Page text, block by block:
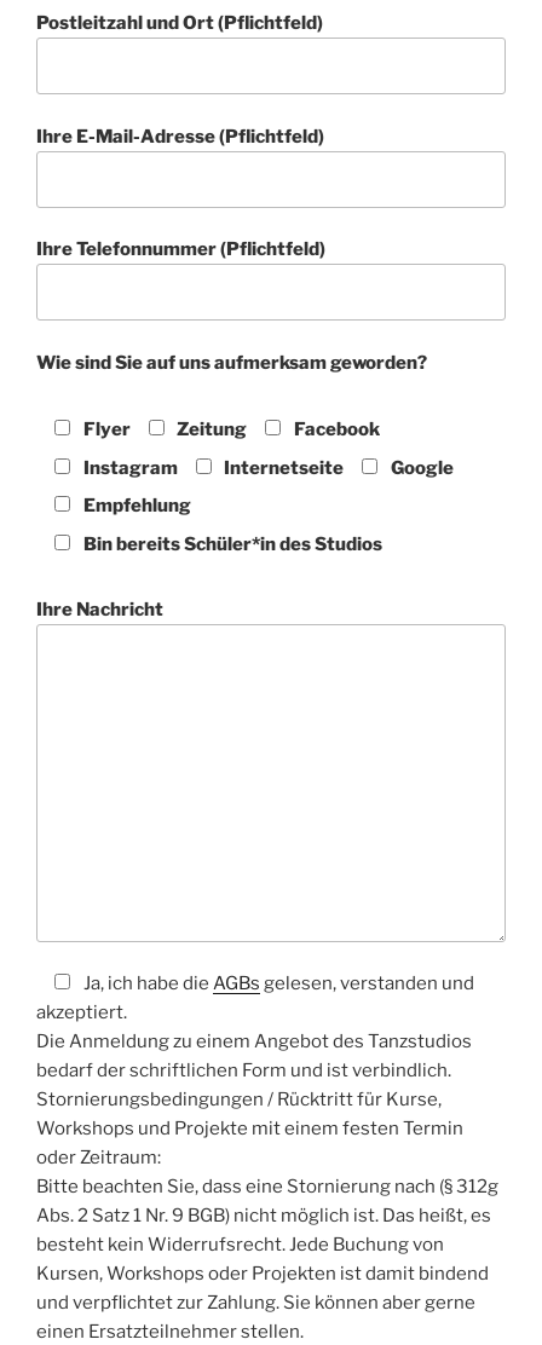
Postleitzahl und Ort (Pflichtfeld)
Ihre E-Mail-Adresse (Pflichtfeld)
Ihre Telefonnummer (Pflichtfeld)
Wie sind Sie auf uns aufmerksam geworden?
Flyer Zeitung
Facebook
Instagram
Internetseite
Google
Empfehlung
Bin bereits Schüler*in des Studios
Ihre Nachricht
Ja, ich habe die AGBs gelesen, verstanden und
akzeptiert.
Die Anmeldung zu einem Angebot des Tanzstudios
bedarf der schriftlichen Form und ist verbindlich.
Stornierungsbedingungen / Rücktritt für Kurse,
Workshops und Projekte mit einem festen Termin
oder Zeitraum:
Bitte beachten Sie, dass eine Stornierung nach (§ 312g
Abs. 2 Satz 1 Nr. 9 BGB) nicht möglich ist. Das heißt, es
besteht kein Widerrufsrecht. Jede Buchung von
Kursen, Workshops oder Projekten ist damit bindend
und verpflichtet zur Zahlung. Sie können aber gerne
einen Ersatzteilnehmer stellen.